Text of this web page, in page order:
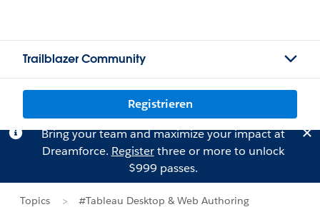
Trailblazer Community
Registrieren
Bring your team and maximize your impact at
Dreamforce. Registerthree or more to unlock
$999 passes.
Topics
#Tableau Desktop & Web Authoring